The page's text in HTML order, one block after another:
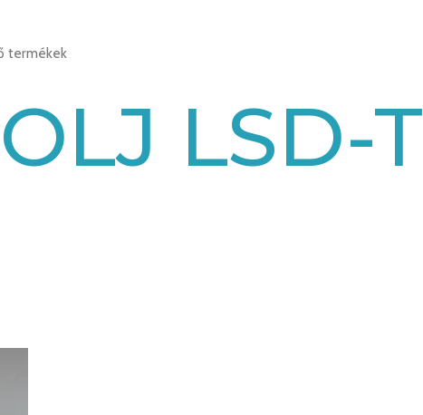
termékek
LSD-T